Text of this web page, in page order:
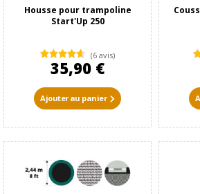
Housse pour trampoline
Start'Up 250
(6 avis)
35,90 €
Ajouter au panier